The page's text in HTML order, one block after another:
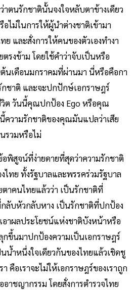
ตนรักชาตินั้นจงใจหลับตาข้างเดียว
ไม่ในการให้ผู้นําต่างชาติเข้ามา
และสั่งการให้คนของตัวเองทํางา
รงข้าม โดยใช้คําว่าจับเป็นหรือ
นเดือนมกราคมที่ผ่านมา นี่หรือคือกา
กชาติ และจะปกปักษ์เอกราษฎร์
วิต วันนี้คุณปกป้อง Ego หรือคุณ
ความรักชาติของคุณมันแปลว่าเสีย
รวมหรือไม่
พิสูจน์ที่ง่ายดายที่สุดว่าความรักชาติ
ไทย ทั้งรัฐบาลและพรรคร่วมรัฐบาล
าคนไทยแล้วว่า เป็นรักชาติที่
ลับหัวกลับหาง เป็นรักชาติที่ปกป้อง
อาผลประโยชน์แห่งชาติบังหน้าหรือ
ขึ้นมาปกป้องความเป็นเอกราษฎร์
น้ำหนึ่งใจเดียวกันของไทยแล้วเชิดชู
คือเราจะไม่ให้เอกราษฎร์ของเราถูก
าชญากรรม โดยสั่งการตํารวจไทย